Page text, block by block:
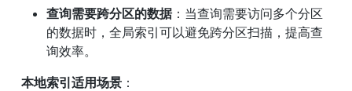
查询需要跨分区的数据：当查询需要访问多个分区
的数据时，全局索引可以避免跨分区扫描，提高查
询效率。
本地索引适用场景 ：